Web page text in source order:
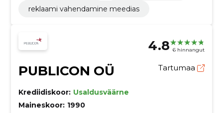
reklaami vahendamine meedias
4.8 6 hinnangut
PUBLICON OÜ Tartumaa
Krediidiskoor: Usaldusväärne
Maineskoor: 1990